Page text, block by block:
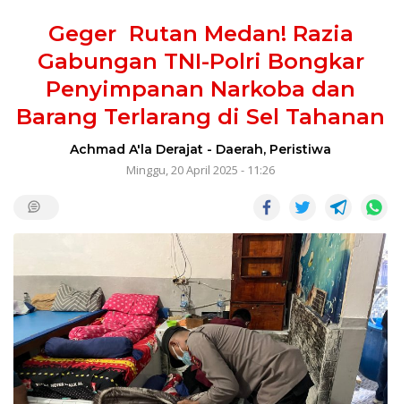
Geger Rutan Medan! Razia
Gabungan TNI-Polri Bongkar
Penyimpanan Narkoba dan
Barang Terlarang di Sel Tahanan
Achmad A'la Derajat - Daerah, Peristiwa
Minggu, 20 April 2025 - 11:26